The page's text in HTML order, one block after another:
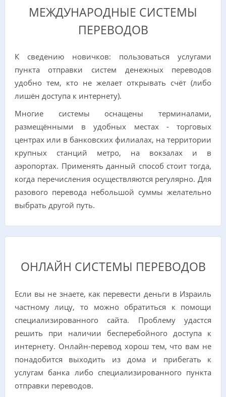
МЕЖДУНАРОДНЫЕ СИСТЕМЫ
ПЕРЕВОДОВ
К сведению новичков: пользоваться услугами
пункта отправки систем денежных переводов
удобно тем, кто не желает открывать счёт (либо
лишён доступа к интернету).
Многие системы оснащены терминалами,
размещёнными в удобных местах - торговых
центрах или в банковских филиалах, на территории
крупных станций метро, на вокзалах и в
аэропортах. Применять данный способ стоит тогда,
когда перечисления осуществляются регулярно. Для
разового перевода небольшой суммы желательно
выбрать другой путь.
ОНЛАЙН СИСТЕМЫ ПЕРЕВОДОВ
Если вы не знаете, как перевести деньги в Израиль
частному лицу, то можно обратиться к помощи
специализированного сайта. Проблему удастся
решить при наличии бесперебойного доступа к
интернету. Онлайн-перевод хорош тем, что вам не
понадобится выходить из дома и прибегать к
услугам банка либо специализированного пункта
отправки переводов.